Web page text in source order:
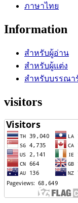
ภาษาไทย
Information
สำหรับผู้อ่าน
สำหรับผู้แต่ง
สำหรับบรรณา
visitors